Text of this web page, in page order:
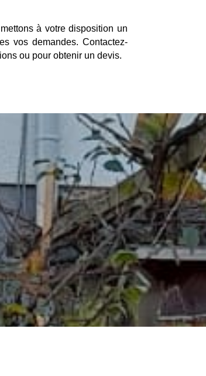
à votre disposition un
vos demandes. Contactez-
ou pour obtenir un devis.